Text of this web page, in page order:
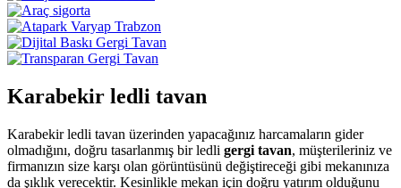
Karabekir ledli tavan
Karabekir ledli tavan üzerinden yapacağınız harcamaların gider
olmadığını, doğru tasarlanmış bir ledli gergi tavan, müşterileriniz ve
firmanızın size karşı olan görüntüsünü değiştireceği gibi mekanınıza
da şıklık verecektir. Kesinlikle mekan için doğru yatırım olduğunu